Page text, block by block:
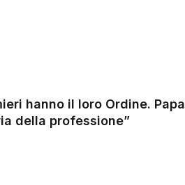
hanno il loro Ordine.
della professione”